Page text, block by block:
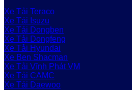
Xe Tải Teraco
Xe Tải Isuzu
Xe Tải Dongben
Xe Tải Dongfeng
Xe Tải Hyundai
Xe Ben Shacman
Xe Tải Vĩnh Phát VM
Xe Tải CAMC
Xe Tải Daewoo